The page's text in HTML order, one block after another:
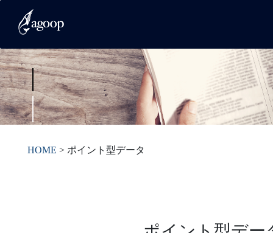
HOME > ポイント型データ